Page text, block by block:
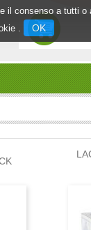
il consenso a tutti o
.
OK